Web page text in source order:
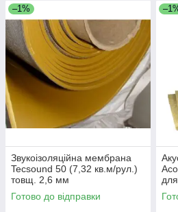
–1%
Звукоізоляційна мембрана
Tecsound 50 (7,32 кв.м/рул.)
товщ. 2,6 мм
Готово до відправки